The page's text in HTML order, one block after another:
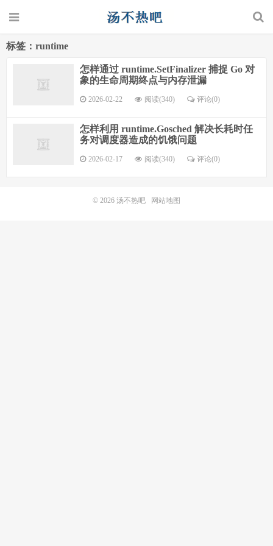
标签：runtime
怎样通过 runtime.SetFinalizer 捕捉 Go 对
象的生命周期终点与内存泄漏
2026-02-22 阅读(340) 评论(0)
怎样利用 runtime.Gosched 解决长耗时任
务对调度器造成的饥饿问题
2026-02-17 阅读(340) 评论(0)
© 2026 汤不热吧 网站地图